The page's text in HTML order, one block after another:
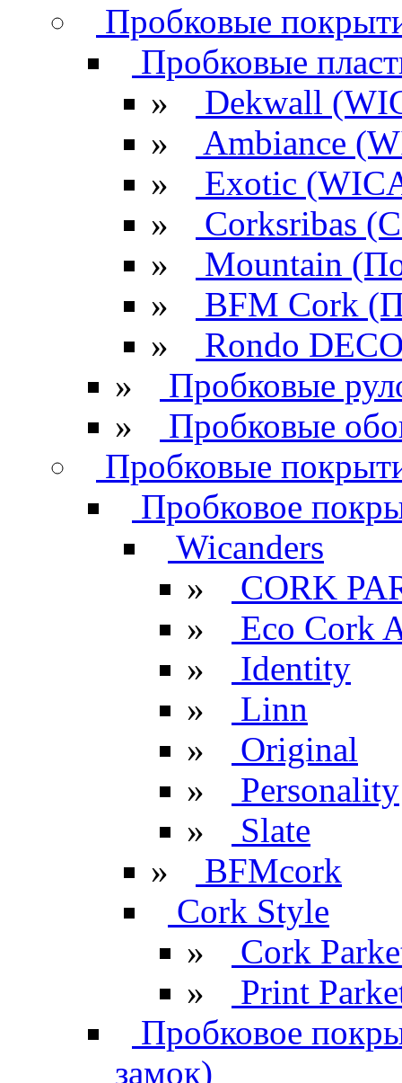
Пробковые
Пробковые
»
Dekwall
»
Ambiance
»
Exotic
»
Corksribas
»
Mountain
»
BFM Cork
»
Rondo
»
Пробковые
»
Пробковые
Пробковые
Пробковое
Wicanders
»
CORK
»
Eco Cork
»
Identity
»
Linn
»
Original
»
Personality
»
Slate
»
BFMcork
Cork Style
»
Cork
»
Print
Пробковое
замок)